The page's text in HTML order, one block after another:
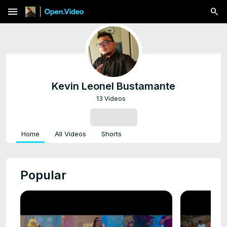
menu
Kevin Leonel Bustamante
13 Videos
Home All Videos Shorts
Popular